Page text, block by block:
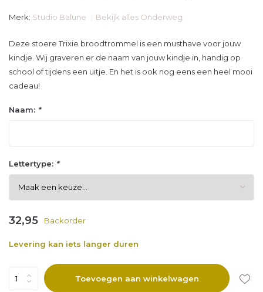
Merk: Studio Balune Bekijk alles Onderweg
Deze stoere Trixie broodtrommel is een musthave voor jouw
kindje. Wij graveren er de naam van jouw kindje in, handig op
school of tijdens een uitje. En het is ook nog eens een heel mooi
cadeau!
Naam: *
Lettertype: *
32,95 Backorder
Levering kan iets langer duren
Toevoegen aan winkelwagen